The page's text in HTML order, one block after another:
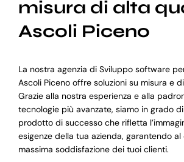
misura di alta
Ascoli Piceno
La nostra agenzia di Sviluppo software
Ascoli Piceno offre soluzioni su misura e
Grazie alla nostra esperienza e alla
tecnologie più avanzate, siamo in grado
prodotto di successo che rifletta
esigenze della tua azienda, garantendo
massima soddisfazione dei tuoi clienti.